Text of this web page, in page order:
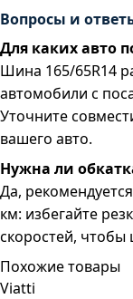
Вопросы и
Для каких авто
Шина 165/65R14
автомобили с
Уточните
вашего авто.
Нужна ли
Да,
км: избегайте
скоростей, чтобы
Похожие товары
Viatti